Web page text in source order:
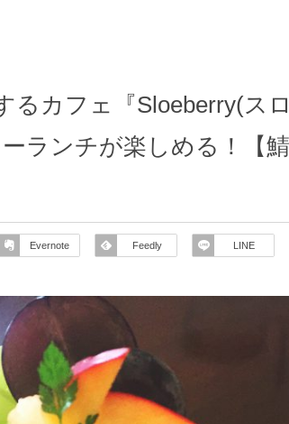
るカフェ『Sloeberry(ス
ランチが楽しめる！【鯖
Evernote Feedly LINE